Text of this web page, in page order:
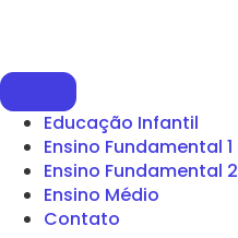
Educação Infantil
Ensino Fundamental 1
Ensino Fundamental 2
Ensino Médio
Contato